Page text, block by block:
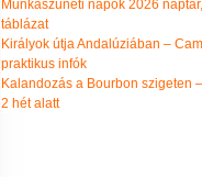
Munkaszüneti napok 2026
táblázat
Királyok útja Andalúziában –
praktikus infók
Kalandozás a Bourbon szigeten
2 hét alatt